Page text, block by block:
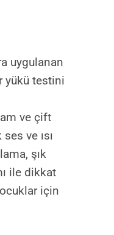
uygulanan
yükü testini
ve çift
ve ısı
şık
ile dikkat
için